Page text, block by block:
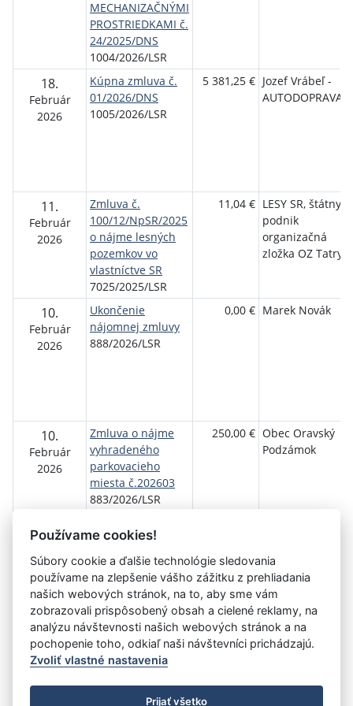
MECHANIZAČNÝMI
PROSTRIEDKAMI č.
24/2025/DNS
1004/2026/LSR
18.
Február
2026
Kúpna zmluva č.
01/2026/DNS
1005/2026/LSR
5 381,25 € Jozef Vrábeľ -
AUTODOPRAVA
11.
Február
2026
Zmluva č.
100/12/NpSR/2025
o nájme lesných
pozemkov vo
vlastníctve SR
7025/2025/LSR
11,04 € LESY SR, štátny
podnik
organizačná
zložka OZ Tatry
10.
Február
2026
Ukončenie
nájomnej zmluvy
888/2026/LSR
0,00 € Marek Novák
10.
Február
2026
Zmluva o nájme
vyhradeného
parkovacieho
miesta č.202603
883/2026/LSR
250,00 € Obec Oravský
Podzámok
« 5 6 7 8 9 10Aktuálna
stránka
10
11 12
14
15 »
Úrad vlády SR
- Všetky práva vyhradené
Používame cookies!
Súbory cookie a ďalšie technológie sledovania
používame na zlepšenie vášho zážitku z prehliadania
našich webových stránok, na to, aby sme vám
zobrazovali prispôsobený obsah a cielené reklamy, na
analýzu návštevnosti našich webových stránok a na
pochopenie toho, odkiaľ naši návštevníci prichádzajú.
Zvoliť vlastné nastavenia
Prijať všetko